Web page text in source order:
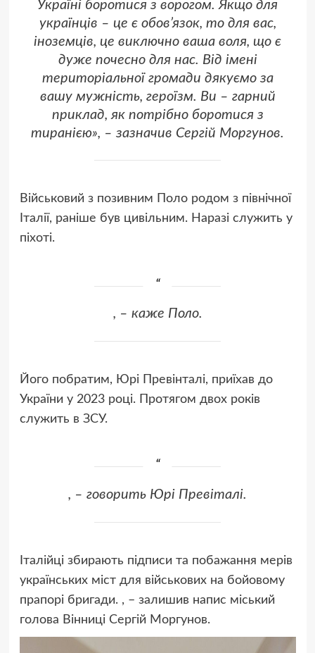
Україні боротися з ворогом. Якщо для
українців – це є обов’язок, то для вас,
іноземців, це виключно ваша воля, що є
дуже почесно для нас. Від імені
територіальної громади дякуємо за
вашу мужність, героїзм. Ви – гарний
приклад, як потрібно боротися з
тиранією», – зазначив Сергій Моргунов.
Військовий з позивним Поло родом з північної
Італії, раніше був цивільним. Наразі служить у
піхоті.
, – каже Поло.
Його побратим, Юрі Превінталі, приїхав до
України у 2023 році. Протягом двох років
служить в ЗСУ.
, – говорить Юрі Превіталі.
Італійці збирають підписи та побажання мерів
українських міст для військових на бойовому
прапорі бригади. , – залишив напис міський
голова Вінниці Сергій Моргунов.